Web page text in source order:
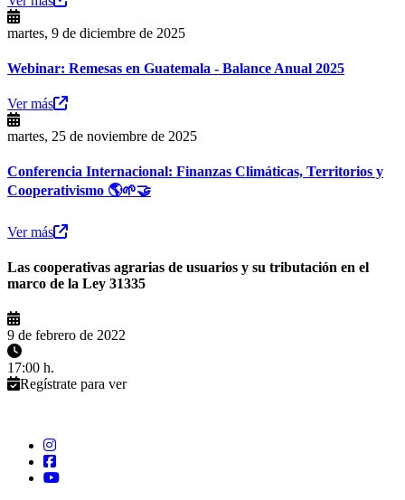
martes, 9 de diciembre de 2025
Webinar: Remesas en Guatemala - Balance Anual 2025
Ver más
martes, 25 de noviembre de 2025
Conferencia Internacional: Finanzas Climáticas, Territorios y
Cooperativismo 🌎🌱🤝
Ver más
Las cooperativas agrarias de usuarios y su tributación en el
marco de la Ley 31335
9 de febrero de 2022
17:00 h.
Regístrate para ver